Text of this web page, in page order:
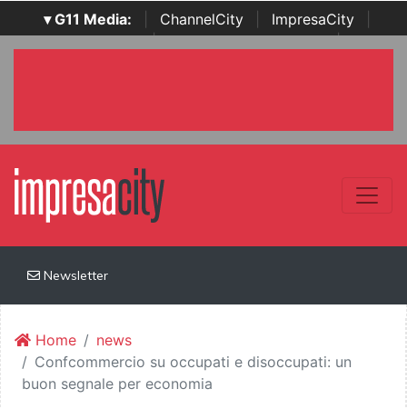
▾ G11 Media: ChannelCity ImpresaCity
SecurityOpenLab | Italian Channel Awards | Italian
Newsletter
Home
news
Confcommercio su occupati e disoccupati: un
buon segnale per economia